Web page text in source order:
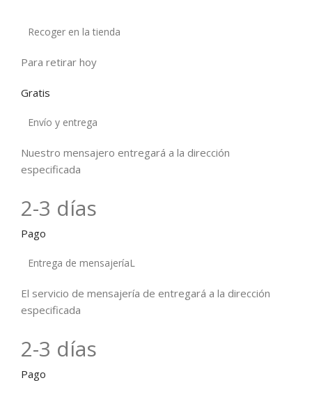
Recoger en la tienda
Para retirar hoy
Gratis
Envío y entrega
Nuestro mensajero entregará a la dirección
especificada
2-3 días
Pago
Entrega de mensajeríaL
El servicio de mensajería de entregará a la dirección
especificada
2-3 días
Pago